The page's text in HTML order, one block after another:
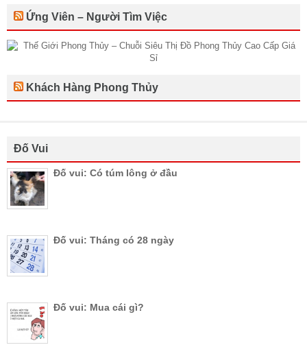
Ứng Viên – Người Tìm Việc
Khách Hàng Phong Thủy
Đố Vui
Đố vui: Có túm lông ở đầu
Đố vui: Tháng có 28 ngày
Đố vui: Mua cái gì?